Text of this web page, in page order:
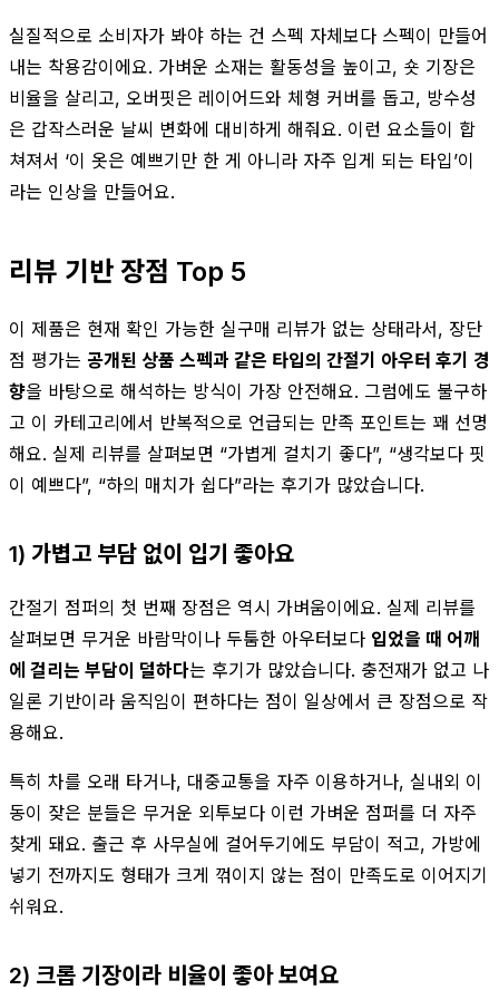
실질적으로 소비자가 봐야 하는 건 스펙 자체보다 스펙이 만들어
내는 착용감이에요. 가벼운 소재는 활동성을 높이고, 숏 기장은
비율을 살리고, 오버핏은 레이어드와 체형 커버를 돕고, 방수성
은 갑작스러운 날씨 변화에 대비하게 해줘요. 이런 요소들이 합
쳐져서 ‘이 옷은 예쁘기만 한 게 아니라 자주 입게 되는 타입’이
라는 인상을 만들어요.
리뷰 기반 장점 Top 5
이 제품은 현재 확인 가능한 실구매 리뷰가 없는 상태라서, 장단
점 평가는 공개된 상품 스펙과 같은 타입의 간절기 아우터 후기 경
향을 바탕으로 해석하는 방식이 가장 안전해요. 그럼에도 불구하
고 이 카테고리에서 반복적으로 언급되는 만족 포인트는 꽤 선명
해요. 실제 리뷰를 살펴보면 “가볍게 걸치기 좋다”, “생각보다 핏
이 예쁘다”, “하의 매치가 쉽다”라는 후기가 많았습니다.
1) 가볍고 부담 없이 입기 좋아요
간절기 점퍼의 첫 번째 장점은 역시 가벼움이에요. 실제 리뷰를
살펴보면 무거운 바람막이나 두툼한 아우터보다 입었을 때 어깨
에 걸리는 부담이 덜하다는 후기가 많았습니다. 충전재가 없고 나
일론 기반이라 움직임이 편하다는 점이 일상에서 큰 장점으로 작
용해요.
특히 차를 오래 타거나, 대중교통을 자주 이용하거나, 실내외 이
동이 잦은 분들은 무거운 외투보다 이런 가벼운 점퍼를 더 자주
찾게 돼요. 출근 후 사무실에 걸어두기에도 부담이 적고, 가방에
넣기 전까지도 형태가 크게 꺾이지 않는 점이 만족도로 이어지기
쉬워요.
2) 크롭 기장이라 비율이 좋아 보여요